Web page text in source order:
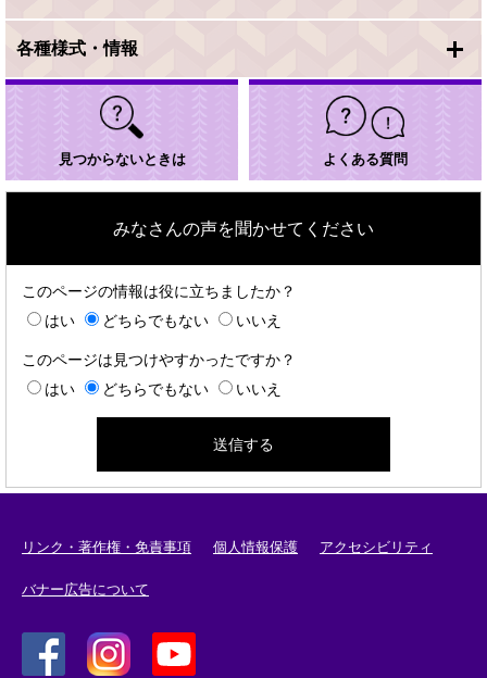
各種様式・情報
見つからないときは よくある質問
みなさんの声を聞かせてください
このページの情報は役に立ちましたか？
はい
どちらでもない いいえ
このページは見つけやすかったですか？
はい
どちらでもない いいえ
リンク・著作権・免責事項 個人情報保護 アクセシビリティ
バナー広告について